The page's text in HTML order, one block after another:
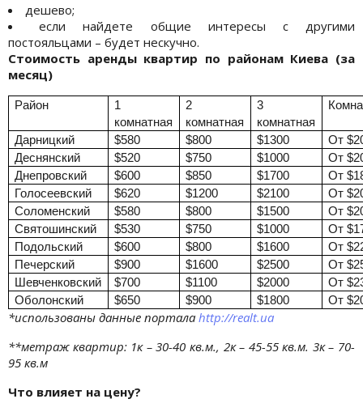
дешево;
если найдете общие интересы с другими
постояльцами – будет нескучно.
Стоимость аренды квартир по районам Киева (за
месяц)
Район
1
комнатная
2
комнатная
3
комнатная
Дарницкий $580 $800 $1300 От
Деснянский
$520 $750 $1000 От
Днепровский
$600 $850 $1700 От
Голосеевский
$620 $1200 $2100 От
Соломенский
$580 $800 $1500 От
Святошинский
$530 $750 $1000 От
Подольский
$600 $800 $1600 От
Печерский
$900 $1600 $2500 От
Шевченковский
$700 $1100 $2000 От
Оболонский
$650 $900 $1800 От
*использованы данные портала http://realt.ua
**метраж квартир: 1к – 30-40 кв.м., 2к – 45-55 кв.м. 3к – 70-
95 кв.м
Что влияет на цену?